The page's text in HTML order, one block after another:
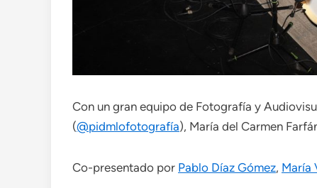
Con un gran equipo de Fotografía y
(@pidmlofotografía), María del Carmen
Co-presentado por Pablo Díaz Gómez, María